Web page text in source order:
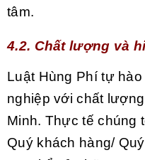
tâm.
4.2. Chất lượng và
Luật Hùng Phí tự
nghiệp với chất
Minh. Thực tế chúng
Quý khách hàng/